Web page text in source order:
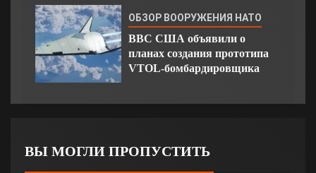
ОБЗОР ВООРУЖЕНИЯ НАТО
ВВС США объявили о
планах создания прототипа
VTOL-бомбардировщика
ВЫ МОГЛИ ПРОПУСТИТЬ